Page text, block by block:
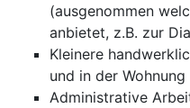
(ausgenommen
anbietet, z.B. zur
Kleinere
und in der Wohnung
Administrative